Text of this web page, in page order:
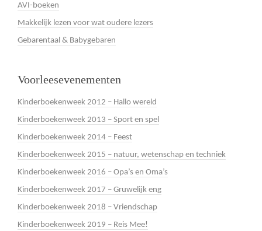
AVI-boeken
Makkelijk lezen voor wat oudere lezers
Gebarentaal & Babygebaren
Voorleesevenementen
Kinderboekenweek 2012 – Hallo wereld
Kinderboekenweek 2013 – Sport en spel
Kinderboekenweek 2014 – Feest
Kinderboekenweek 2015 – natuur, wetenschap en techniek
Kinderboekenweek 2016 – Opa’s en Oma’s
Kinderboekenweek 2017 – Gruwelijk eng
Kinderboekenweek 2018 – Vriendschap
Kinderboekenweek 2019 – Reis Mee!